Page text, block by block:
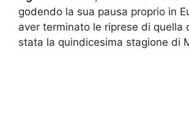
godendo la sua pausa proprio in
aver terminato le riprese di quella
stata la quindicesima stagione di